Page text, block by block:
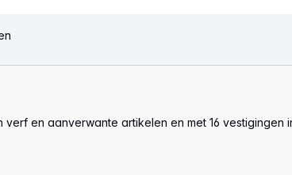
en aanverwante artikelen en met 16